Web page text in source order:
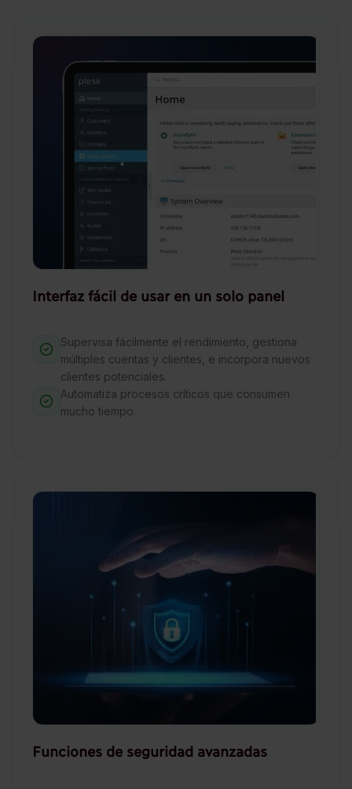
Interfaz fácil de usar en un solo panel
Supervisa fácilmente el rendimiento, gestiona
múltiples cuentas y clientes, e incorpora nuevos
clientes potenciales.
Automatiza procesos críticos que consumen
mucho tiempo.
Funciones de seguridad avanzadas